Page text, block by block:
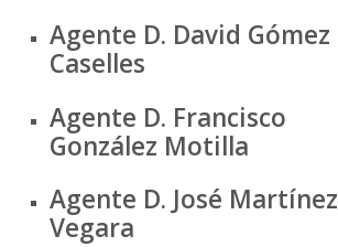
Agente D. David Gómez
Caselles
Agente D. Francisco
González Motilla
Agente D. José Martínez
Vegara